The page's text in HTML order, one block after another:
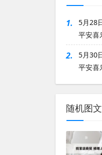
1.
5月28
平安喜
2.
5月30
平安喜
随机图文